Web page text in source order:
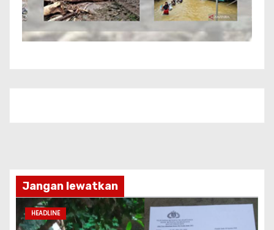
Jangan lewatkan
HEADLINE